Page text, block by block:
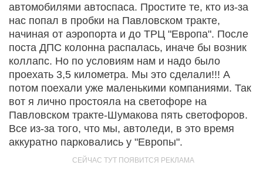
автомобилями автоспаса. Простите те, кто из-за
нас попал в пробки на Павловском тракте,
начиная от аэропорта и до ТРЦ "Европа". После
поста ДПС колонна распалась, иначе бы возник
коллапс. Но по условиям нам и надо было
проехать 3,5 километра. Мы это сделали!!! А
потом поехали уже маленькими компаниями. Так
вот я лично простояла на светофоре на
Павловском тракте-Шумакова пять светофоров.
Все из-за того, что мы, автоледи, в это время
аккуратно парковались у "Европы".